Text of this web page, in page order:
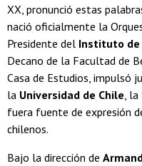
XX, pronunció estas
nació oficialmente la
Presidente del Instituto de
Decano de la Facultad de
Casa de Estudios, impulsó
la Universidad de Chile ,
fuera fuente de expresión
chilenos.
Bajo la dirección de